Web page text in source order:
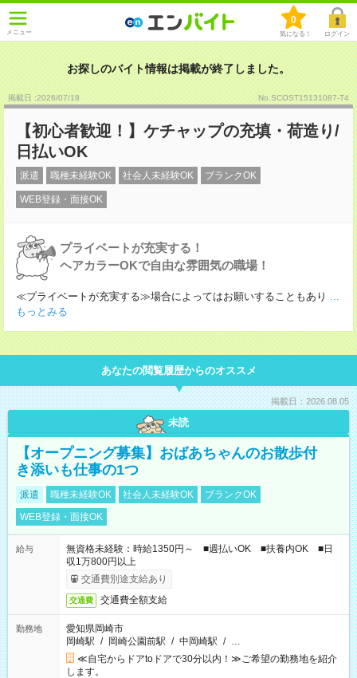
メニュー
0
気になる！ ログイン
お探しのバイト情報は掲載が終了しました。
掲載日 :2026/07/18 No.SCOST15131087-T4
【初心者歓迎！】ケチャップの充填・荷造り/
日払いOK
派遣 職種未経験OK 社会人未経験OK ブランクOK
WEB登録・面接OK
プライベートが充実する！
ヘアカラーOKで自由な雰囲気の職場！
≪プライベートが充実する≫場合によってはお願いすることもあり ...
もっとみる
あなたの閲覧履歴からのオススメ
掲載日：2026.08.05
未読
【オープニング募集】おばあちゃんのお散歩付
き添いも仕事の1つ
派遣 職種未経験OK 社会人未経験OK
ブランクOK
WEB登録・面接OK
給与
無資格未経験：時給1350円～ ■週払いOK ■扶養内OK ■日
収1万800円以上
交通費別途支給あり
交通費 交通費全額支給
勤務地
愛知県岡崎市
岡崎駅 / 岡崎公園前駅 / 中岡崎駅 / …
≪自宅からドアtoドアで30分以内！≫ご希望の勤務地を紹介
します。